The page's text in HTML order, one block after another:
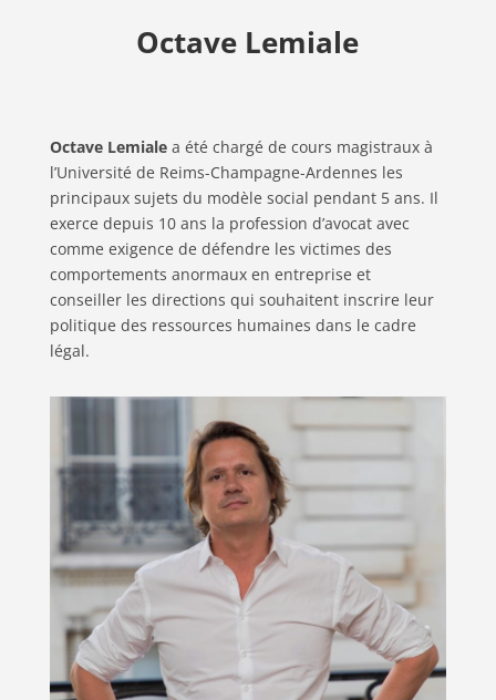
Octave Lemiale
Octave Lemialea été chargé de cours magistraux à
l’Université de Reims-Champagne-Ardennes les
principaux sujets du modèle social pendant 5 ans. Il
exerce depuis 10 ans la profession d’avocat avec
comme exigence de défendre les victimes des
comportements anormaux en entreprise et
conseiller les directions qui souhaitent inscrire leur
politique des ressources humaines dans le cadre
légal.